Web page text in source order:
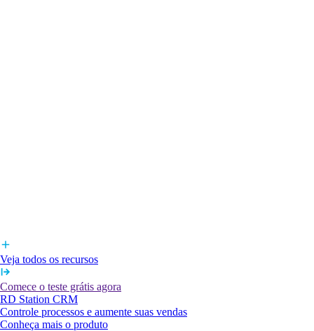
Veja todos os recursos
Comece o teste grátis agora
RD Station CRM
Controle processos e aumente suas vendas
Conheça mais o produto